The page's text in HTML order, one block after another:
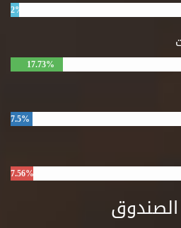
2%
17.73%
7.5%
7.56%